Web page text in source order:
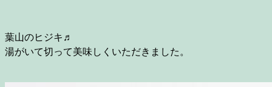
葉山のヒジキ♬
湯がいて切って美味しくいただきました。